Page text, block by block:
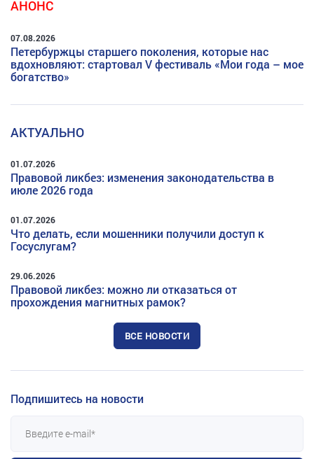
АНОНС
07.08.2026
Петербуржцы старшего поколения, которые нас
вдохновляют: стартовал V фестиваль «Мои года – мое
богатство»
АКТУАЛЬНО
01.07.2026
Правовой ликбез: изменения законодательства в
июле 2026 года
01.07.2026
Что делать, если мошенники получили доступ к
Госуслугам?
29.06.2026
Правовой ликбез: можно ли отказаться от
прохождения магнитных рамок?
ВСЕ НОВОСТИ
Подпишитесь на новости